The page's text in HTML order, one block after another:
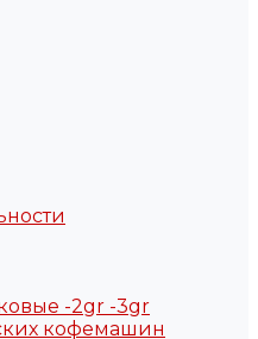
-2gr -3gr
кофемашин